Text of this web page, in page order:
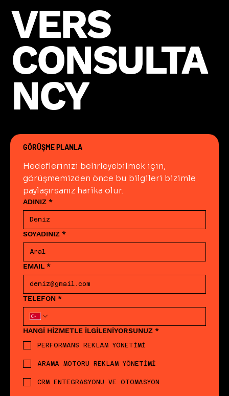
VERS
CONSULTA
NCY
VERS
CONSULTA
NCY
GÖRÜŞME PLANLA
Hedeflerinizi belirleyebilmek için,
görüşmemizden önce bu bilgileri bizimle
paylaşırsanız harika olur.
ADINIZ *
SOYADINIZ *
EMAIL *
TELEFON *
HANGİ HİZMETLE İLGİLENİYORSUNUZ *
PERFORMANS REKLAM YÖNETİMİ
ARAMA MOTORU REKLAM YÖNETİMİ
CRM ENTEGRASYONU VE OTOMASYON